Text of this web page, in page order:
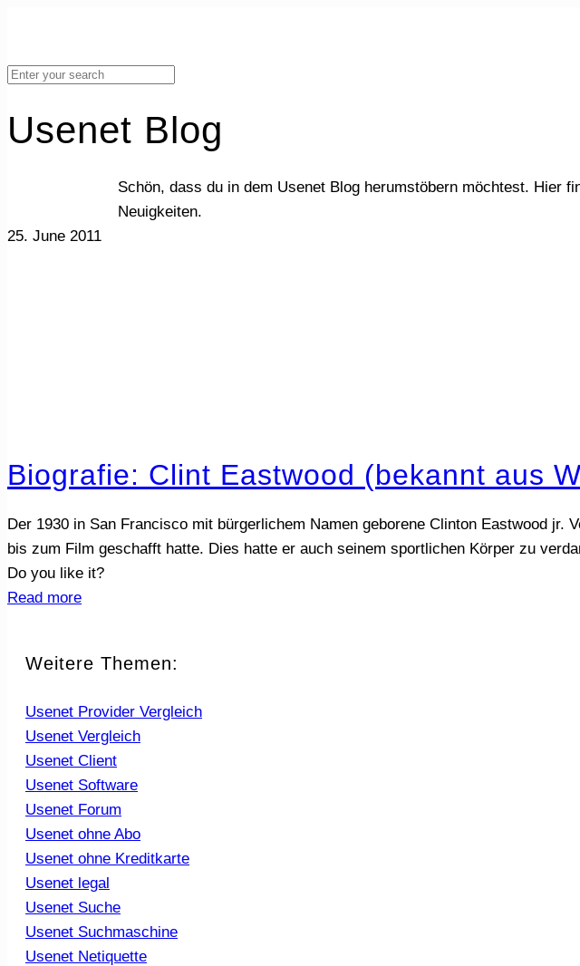
Usenet Blog
Schön, dass du in dem Usenet Blog herumstöbern möchtest. Hier
Neuigkeiten.
25. June 2011
Biografie: Clint Eastwood (bekannt aus
Der 1930 in San Francisco mit bürgerlichem Namen geborene Clinton Eastwood
bis zum Film geschafft hatte. Dies hatte er auch seinem sportlichen Körper zu
Do you like it?
Read more
Weitere Themen:
Usenet Provider Vergleich
Usenet Vergleich
Usenet Client
Usenet Software
Usenet Forum
Usenet ohne Abo
Usenet ohne Kreditkarte
Usenet legal
Usenet Suche
Usenet Suchmaschine
Usenet Netiquette